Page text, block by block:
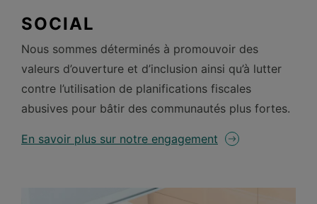
SOCIAL
Nous sommes déterminés à promouvoir des
valeurs d’ouverture et d’inclusion ainsi qu’à lutter
contre l’utilisation de planifications fiscales
abusives pour bâtir des communautés plus fortes.
En savoir plus sur notre engagement